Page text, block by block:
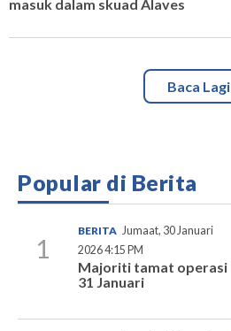
masuk dalam skuad Alaves
Baca Lagi
Popular di Berita
1
BERITA Jumaat, 30 Januari
2026 4:15 PM
Majoriti tamat operasi
31 Januari